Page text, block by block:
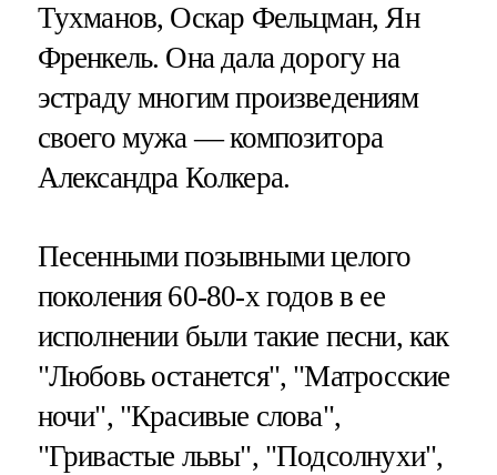
Тухманов, Оскар Фельцман, Ян
Френкель. Она дала дорогу на
эстраду многим произведениям
своего мужа — композитора
Александра Колкера.
Песенными позывными целого
поколения 60-80-х годов в ее
исполнении были такие песни, как
"Любовь останется", "Матросские
ночи", "Красивые слова",
"Гривастые львы", "Подсолнухи",